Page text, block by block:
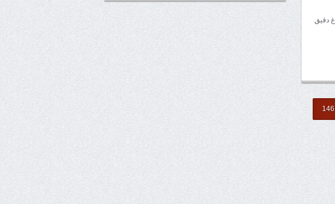
المقادير: 120غ شوكولا أسود 100غ زبدة مذوبة 100غ سكر 120غ دقيق
146